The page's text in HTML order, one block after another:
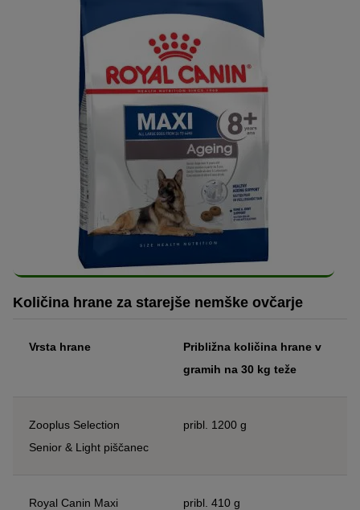
Količina hrane za starejše nemške ovčarje
Vrsta hrane
Približna količina hrane v
gramih na 30 kg teže
Zooplus Selection
Senior & Light piščanec
pribl. 1200 g
Royal Canin Maxi
pribl. 410 g